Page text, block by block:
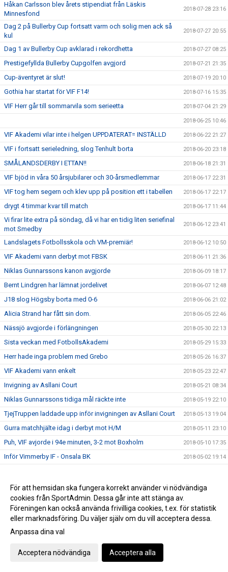
Håkan Carlsson blev årets stipendiat från Läskis
Minnesfond
2018-07-28 23:16
Dag 2 på Bullerby Cup fortsatt varm och solig men ack så
kul
2018-07-27 20:55
Dag 1 av Bullerby Cup avklarad i rekordhetta 2018-07-27 08:25
Prestigefyllda Bullerby Cupgolfen avgjord 2018-07-21 21:35
Cup-äventyret är slut! 2018-07-19 20:10
Gothia har startat för VIF F14! 2018-07-16 15:35
VIF Herr går till sommarvila som serieetta 2018-07-04 21:29
2018-06-25 10:46
VIF Akademi vilar inte i helgen UPPDATERAT= INSTÄLLD 2018-06-22 21:27
VIF i fortsatt serieledning, slog Tenhult borta 2018-06-20 23:18
SMÅLANDSDERBY I ETTAN!! 2018-06-18 21:31
VIF bjöd in våra 50 årsjubilarer och 30-årsmedlemmar 2018-06-17 22:31
VIF tog hem segern och klev upp på position ett i tabellen 2018-06-17 22:17
drygt 4 timmar kvar till match 2018-06-17 11:44
Vi firar lite extra på söndag, då vi har en tidig liten seriefinal
mot Smedby
2018-06-12 23:41
Landslagets Fotbollsskola och VM-premiär! 2018-06-12 10:50
VIF Akademi vann derbyt mot FBSK 2018-06-11 21:36
Niklas Gunnarssons kanon avgjorde 2018-06-09 18:17
Bernt Lindgren har lämnat jordelivet 2018-06-07 12:48
J18 slog Högsby borta med 0-6 2018-06-06 21:02
Alicia Strand har fått sin dom. 2018-06-05 22:46
Nässjö avgjorde i förlängningen 2018-05-30 22:13
Sista veckan med FotbollsAkademi 2018-05-29 15:33
Herr hade inga problem med Grebo 2018-05-26 16:37
VIF Akademi vann enkelt 2018-05-23 22:47
Invigning av Asllani Court 2018-05-21 08:34
Niklas Gunnarssons tidiga mål räckte inte 2018-05-19 22:10
TjejTruppen laddade upp inför invigningen av Asllani Court 2018-05-13 19:04
Gurra matchhjälte idag i derbyt mot H/M 2018-05-11 23:10
Puh, VIF avjorde i 94e minuten, 3-2 mot Boxholm 2018-05-10 17:35
Inför Vimmerby IF - Onsala BK 2018-05-02 19:14
VIF besegrade Myresjö med 2-0 2018-04-28 16:25
Hemmamatch för ett VIF som hittat målformen sista veckan 2018-04-27 21:33
Bergdalens IK på lördag! 2018-04-27 20:57
Öppettider på kansliet Valborg och 1:a maj
Herr vände ett 1-0 underläge till storseger 1-6
För att hemsidan ska fungera korrekt använder vi nödvändiga
cookies från SportAdmin. Dessa går inte att stänga av.
Föreningen kan också använda frivilliga cookies, t.ex. för statistik
eller marknadsföring. Du väljer själv om du vill acceptera dessa.
Anpassa dina val
Acceptera nödvändiga Acceptera alla